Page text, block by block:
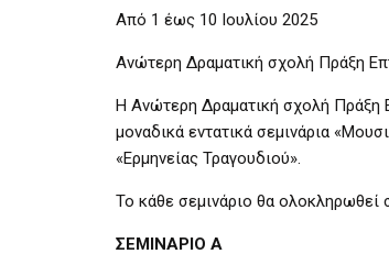
Από 1 έως 10 Ιουλίου 2025
Ανώτερη Δραματική σχολή Πράξη
Η Ανώτερη Δραματική σχολή Πράξη
μοναδικά εντατικά σεμινάρια
«Ερμηνείας Τραγουδιού».
Το κάθε σεμινάριο θα ολοκληρωθεί
ΣΕΜΙΝΑΡΙΟ Α